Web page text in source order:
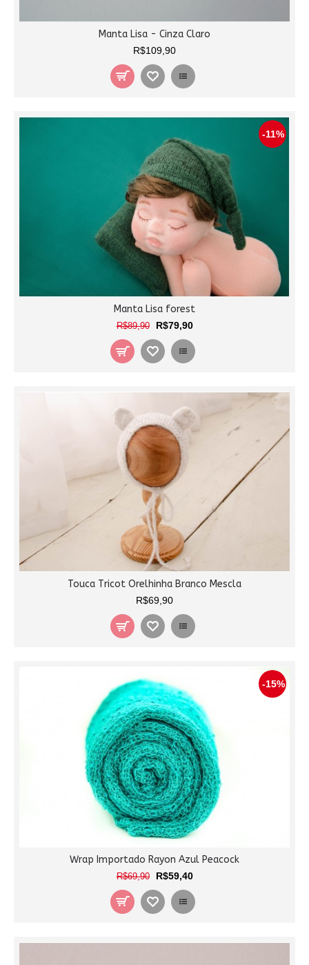
Manta Lisa - Cinza Claro
R$109,90
-11%
Manta Lisa forest
R$89,90 R$79,90
Touca Tricot Orelhinha Branco Mescla
R$69,90
-15%
Wrap Importado Rayon Azul Peacock
R$69,90 R$59,40